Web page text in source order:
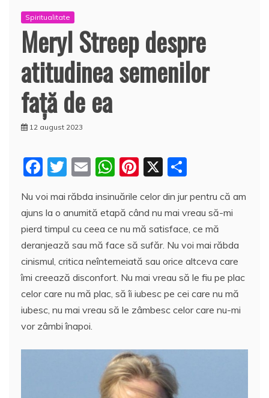
Spiritualitate
Meryl Streep despre
atitudinea semenilor
faţă de ea
12 august 2023
F
c
e
b
o
o
k
T
itt
er
E
ai
l
W
at
s
A
p
p
Pi
er
e
st
X
rt
aj
e
a
z
ă
Nu voi mai răbda insinuările celor din jur pentru că am
ajuns la o anumită etapă când nu mai vreau să-mi
pierd timpul cu ceea ce nu mă satisface, ce mă
deranjează sau mă face să sufăr. Nu voi mai răbda
cinismul, critica neîntemeiată sau orice altceva care
îmi creează disconfort. Nu mai vreau să le fiu pe plac
celor care nu mă plac, să îi iubesc pe cei care nu mă
iubesc, nu mai vreau să le zâmbesc celor care nu-mi
vor zâmbi înapoi.